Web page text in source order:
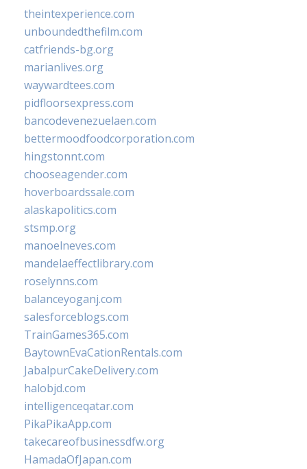
theintexperience.com
unboundedthefilm.com
catfriends-bg.org
marianlives.org
waywardtees.com
pidfloorsexpress.com
bancodevenezuelaen.com
bettermoodfoodcorporation.com
hingstonnt.com
chooseagender.com
hoverboardssale.com
alaskapolitics.com
stsmp.org
manoelneves.com
mandelaeffectlibrary.com
roselynns.com
balanceyoganj.com
salesforceblogs.com
TrainGames365.com
BaytownEvaCationRentals.com
JabalpurCakeDelivery.com
halobjd.com
intelligenceqatar.com
PikaPikaApp.com
takecareofbusinessdfw.org
HamadaOfJapan.com